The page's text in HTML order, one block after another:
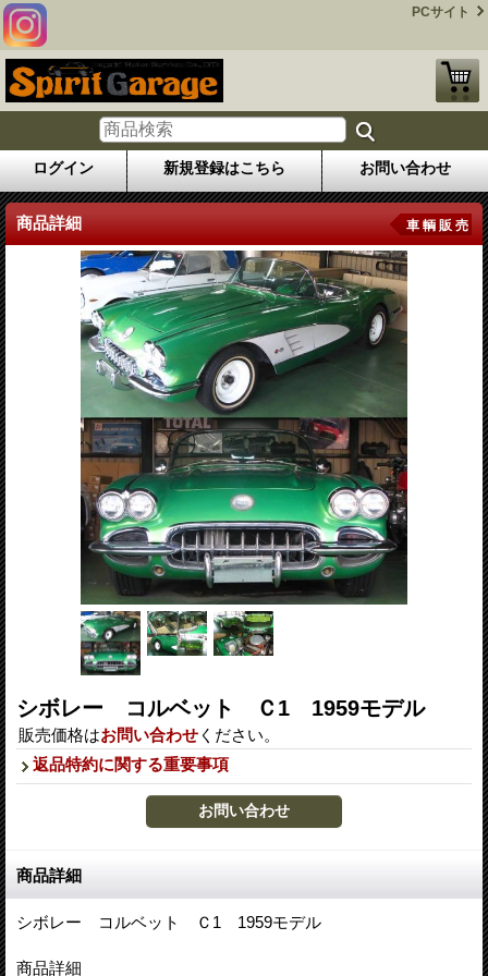
PCサイト
ログイン 新規登録はこちら お問い合わせ
商品詳細 車 輌 販 売
シボレー コルベット Ｃ1 1959モデル
販売価格はお問い合わせ ください。
返品特約に関する重要事項
商品詳細
シボレー コルベット Ｃ1 1959モデル
商品詳細